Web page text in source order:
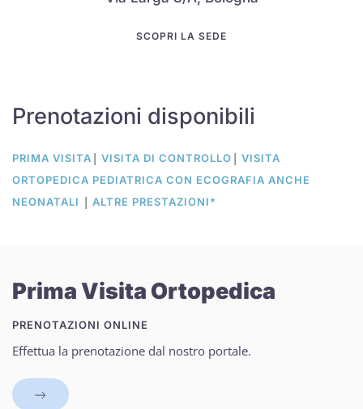
SCOPRI LA SEDE
Prenotazioni disponibili
PRIMA VISITA | VISITA DI CONTROLLO | VISITA
ORTOPEDICA PEDIATRICA CON ECOGRAFIA ANCHE
NEONATALI | ALTRE PRESTAZIONI*
Prima Visita Ortopedica
PRENOTAZIONI ONLINE
Effettua la prenotazione dal nostro portale.